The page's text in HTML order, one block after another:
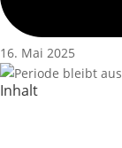
16. Mai 2025
Inhalt